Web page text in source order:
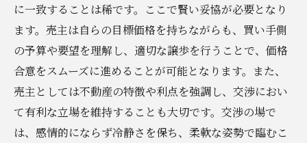
に一致することは稀です。ここで賢い妥協が必要となり
ます。売主は自らの目標価格を持ちながらも、買い手側
の予算や要望を理解し、適切な譲歩を行うことで、価格
合意をスムーズに進めることが可能となります。また、
売主としては不動産の特徴や利点を強調し、交渉におい
て有利な立場を維持することも大切です。交渉の場で
は、感情的にならず冷静さを保ち、柔軟な姿勢で臨むこ